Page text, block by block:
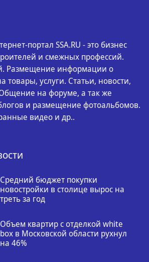
портал SSA.RU - это бизнес
и смежных профессий.
Размещение информации о
товары, услуги. Статьи, новости,
на форуме, а так же
и размещение фотоальбомов.
видео и др..
Средний бюджет покупки
новостройки в столице вырос на
треть за год
Объем квартир с отделкой white
box в Московской области рухнул
на 46%